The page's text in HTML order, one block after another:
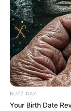
BUZZ DAY
Your Birth Date